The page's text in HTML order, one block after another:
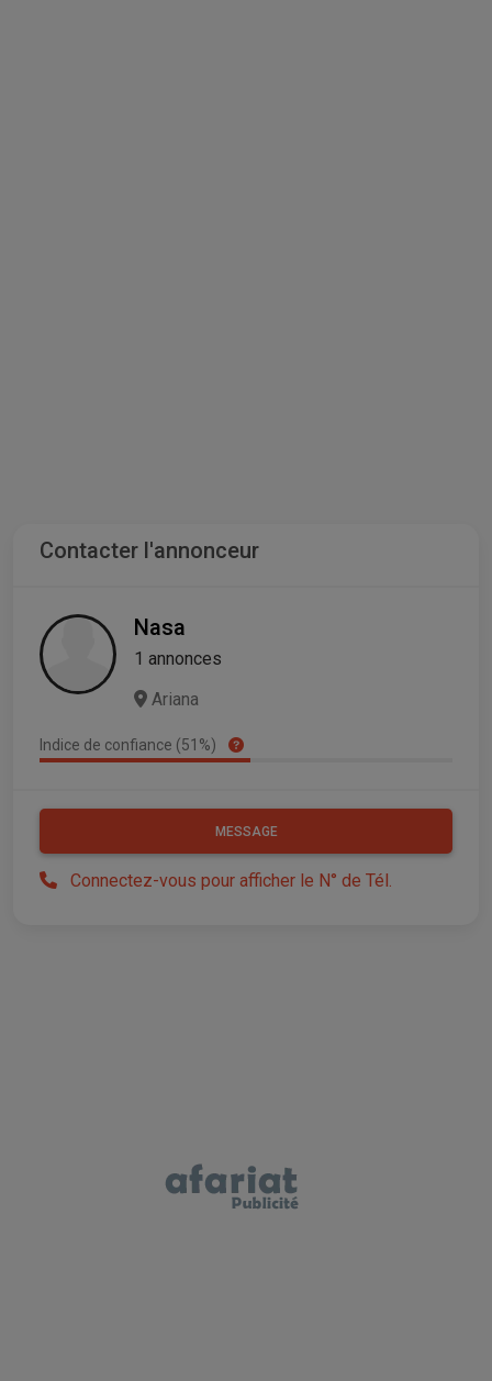
Contacter l'annonceur
Nasa
1 annonces
Ariana
Indice de confiance (51%)
MESSAGE
Connectez-vous pour afficher le N° de Tél.